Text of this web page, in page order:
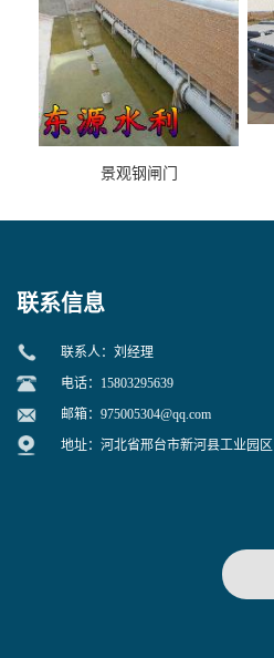
景观钢闸门
联系信息
联系人：刘经理
电话：15803295639
邮箱： 975005304@qq.com
地址：河北省邢台市新河县工业园区